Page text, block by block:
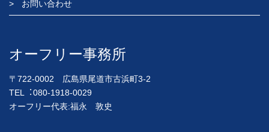
お問い合わせ
オーフリー事務所
〒722-0002 広島県尾道市古浜町3-2
TEL︓080-1918-0029
オーフリー代表:福永 敦史